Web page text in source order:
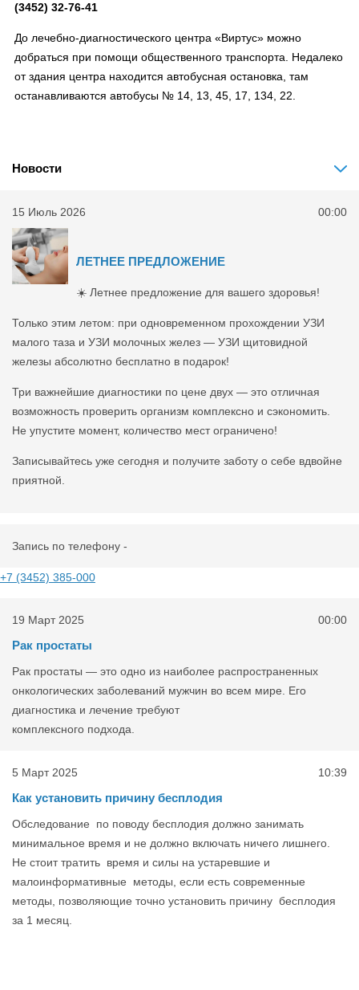
(3452) 32-76-41
До лечебно-диагностического центра «Виртус» можно
добраться при помощи общественного транспорта. Недалеко
от здания центра находится автобусная остановка, там
останавливаются автобусы № 14, 13, 45, 17, 134, 22.
Новости
15 Июль 2026 00:00
ЛЕТНЕЕ ПРЕДЛОЖЕНИЕ
☀️ Летнее предложение для вашего здоровья!
Только этим летом: при одновременном прохождении УЗИ
малого таза и УЗИ молочных желез — УЗИ щитовидной
железы абсолютно бесплатно в подарок!
Три важнейшие диагностики по цене двух — это отличная
возможность проверить организм комплексно и сэкономить.
Не упустите момент, количество мест ограничено!
Записывайтесь уже сегодня и получите заботу о себе вдвойне
приятной.
Запись по телефону -
+7 (3452) 385-000
19 Март 2025 00:00
Рак простаты
Рак простаты — это одно из наиболее распространенных
онкологических заболеваний мужчин во всем мире. Его
диагностика и лечение требуют
комплексного подхода.
5 Март 2025 10:39
Как установить причину бесплодия
Обследование по поводу бесплодия должно занимать
минимальное время и не должно включать ничего лишнего.
Не стоит тратить время и силы на устаревшие и
малоинформативные методы, если есть современные
методы, позволяющие точно установить причину бесплодия
за 1 месяц.